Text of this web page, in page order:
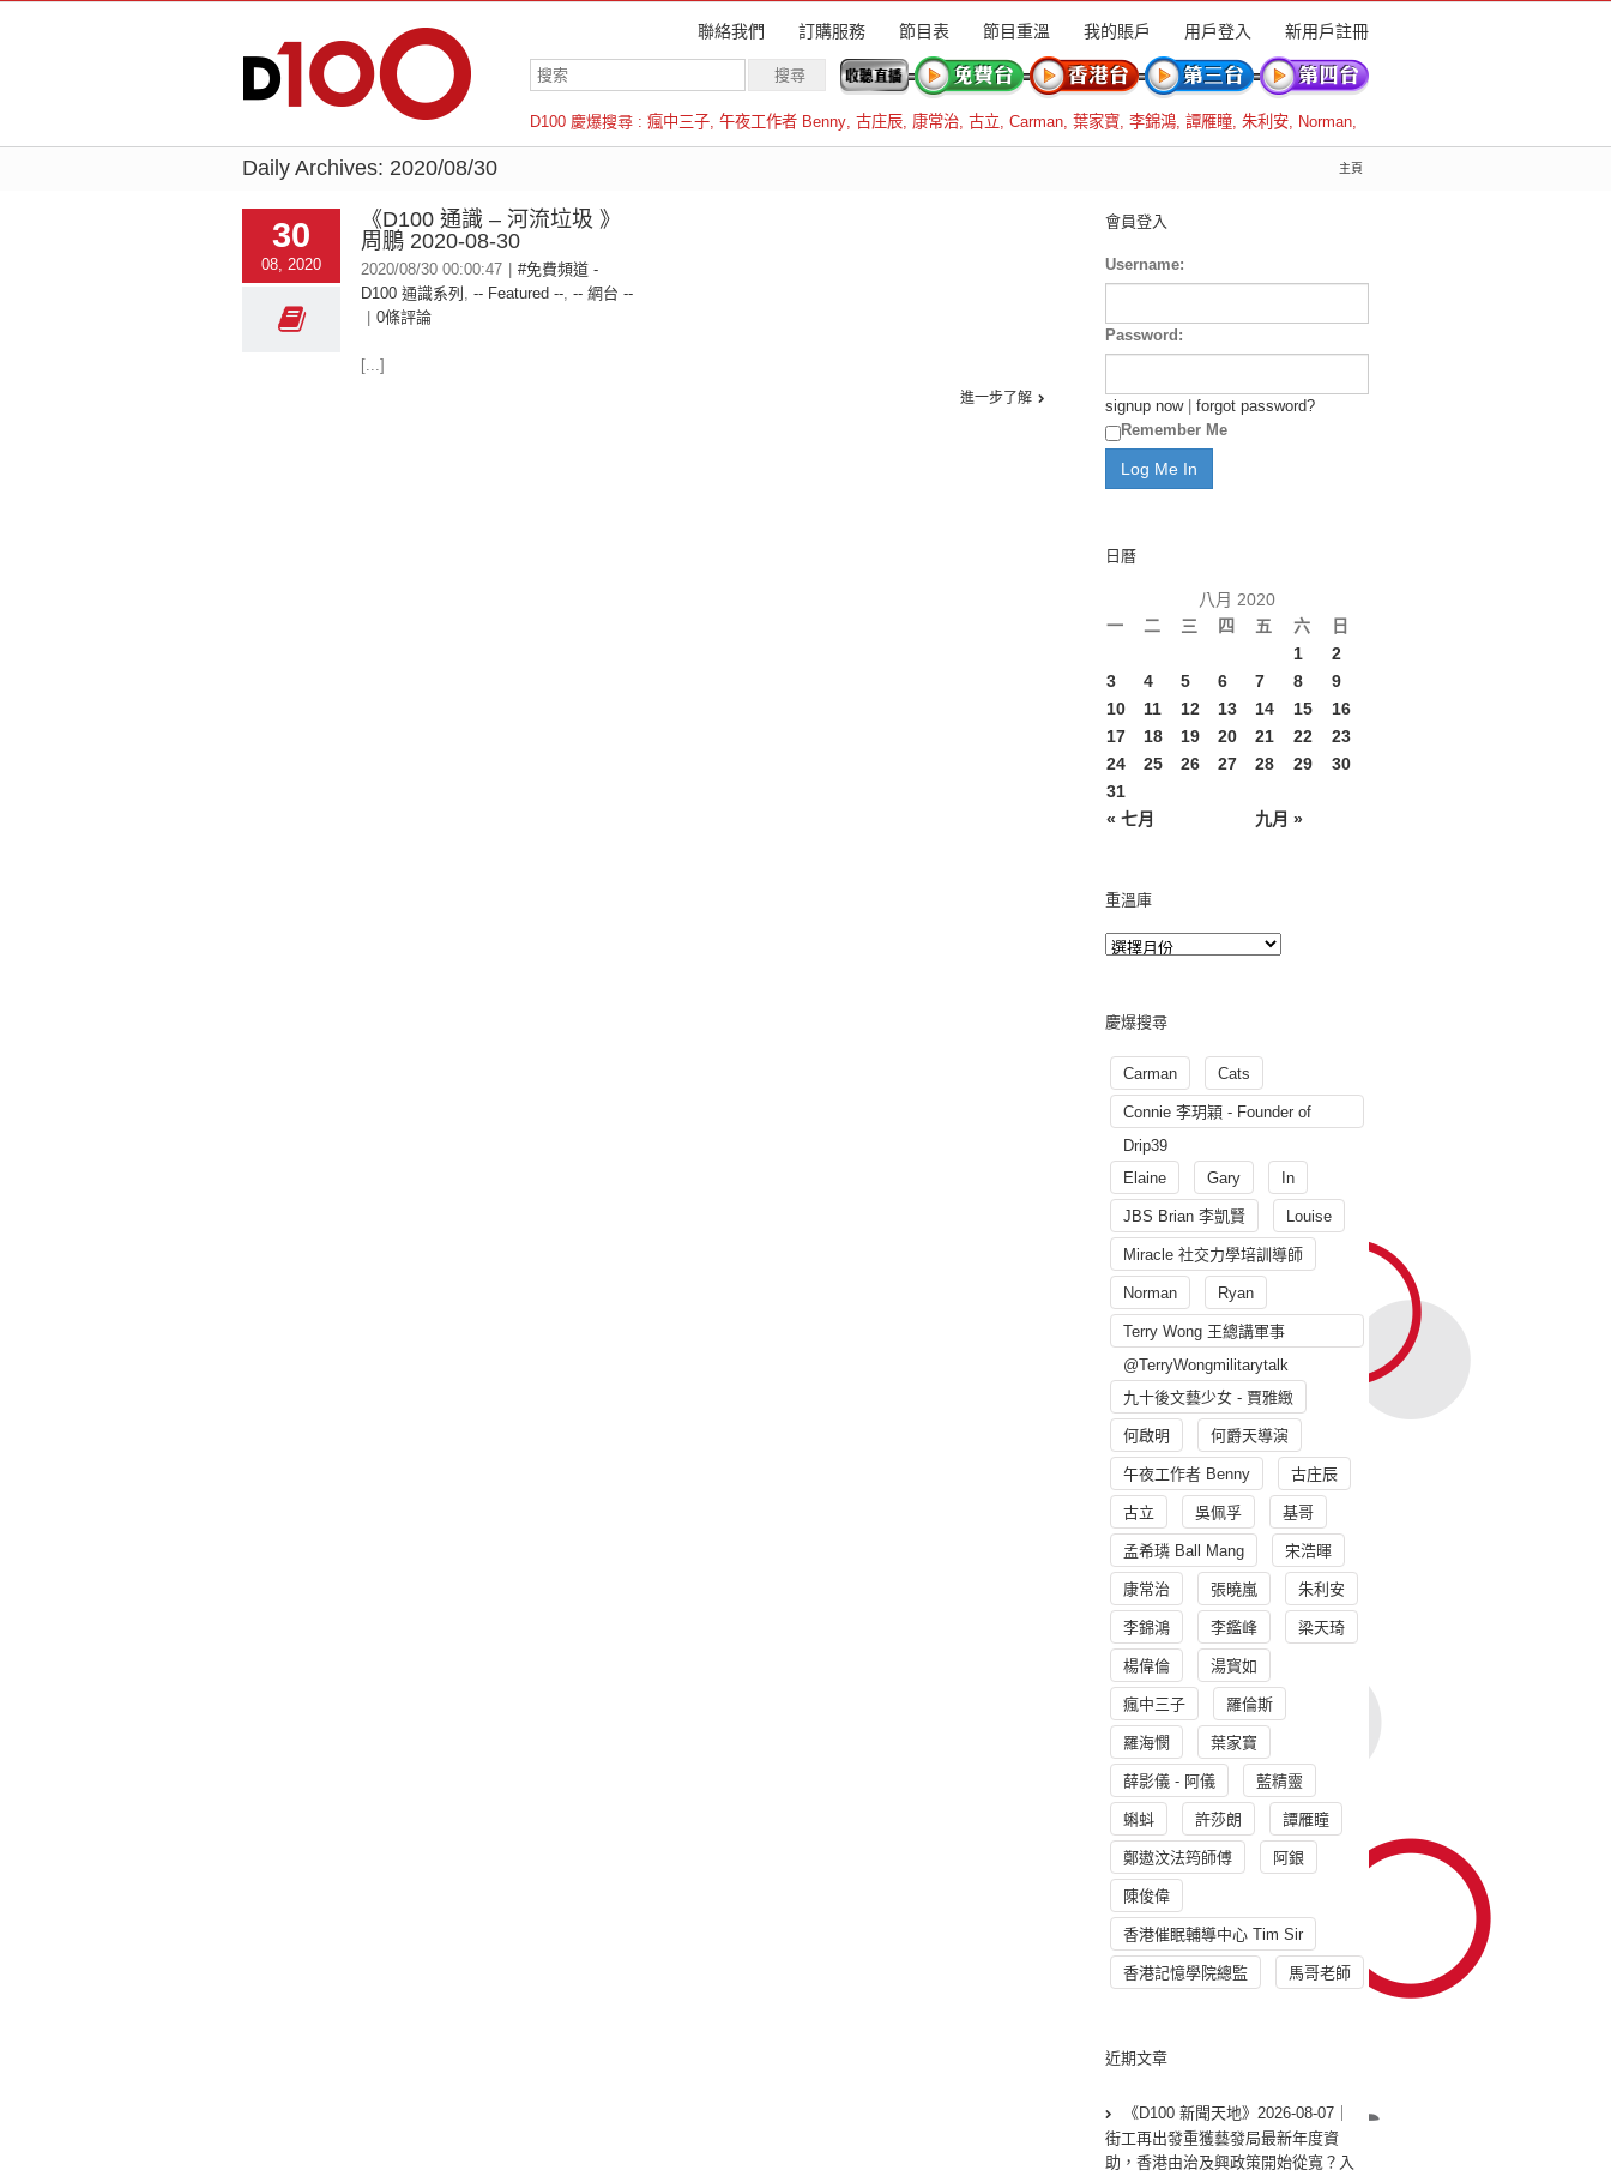
聯絡我們 訂購服務 節目表 節目重溫 我的賬戶 用戶登入 新用戶註冊
D100 慶爆搜尋 : 瘋中三子, 午夜工作者 Benny, 古庄辰, 康常治, 古立, Carman, 葉家寶, 李錦鴻, 譚雁瞳, 朱利安, Norman,
羅倫斯
Daily Archives: 2020/08/30 主頁
30
08, 2020
《D100 通識 – 河流垃圾 》
周鵬 2020-08-30
2020/08/30 00:00:47
#免費頻道 -
D100 通識系列 , -- Featured --, -- 網台 --
0條評論
[...]
進一步了解
會員登入
Username:
Password:
signup now| forgot password?
Remember Me
日曆
八月 2020
一
二 三 四 五 六 日
« 七月 九月 »
1
2
3
4 5 6 7 8
9
10
11 12 13 14 15
16
17
18 19 20 21 22
23
24
25 26 27 28 29
30
31
重溫庫
慶爆搜尋
Carman Cats
Connie 李玥穎 - Founder of
Drip39
Elaine
Gary In
JBS Brian 李凱賢 Louise
Miracle 社交力學培訓導師
Norman Ryan
Terry Wong 王總講軍事
@TerryWongmilitarytalk
九十後文藝少女 - 賈雅緻
何啟明 何爵天導演
午夜工作者 Benny 古庄辰
古立 吳佩孚 基哥
孟希璘 Ball Mang 宋浩暉
康常治 張曉嵐 朱利安
李錦鴻 李鑑峰 梁天琦
楊偉倫 湯寳如
瘋中三子 羅倫斯
羅海憫 葉家寶
薛影儀 - 阿儀 藍精靈
蝌蚪 許莎朗 譚雁瞳
鄭遨汶法筠師傅 阿銀
陳俊偉
香港催眠輔導中心 Tim Sir
香港記憶學院總監 馬哥老師
近期文章
《D100 新聞天地》2026-08-07｜
街工再出發重獲藝發局最新年度資
助，香港由治及興政策開始從寬？入